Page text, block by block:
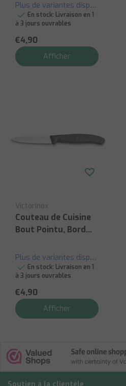
Plus de variantes disponibles
En stock: Livraison en 1
à 3 jours ouvrables
€4,90
Afficher
Victorinox
Couteau de Cuisine
Bout Pointu, Bord
Plus de variantes disponibles
En stock: Livraison en 1
à 3 jours ouvrables
€4,90
Afficher
Soutien à la clientèle